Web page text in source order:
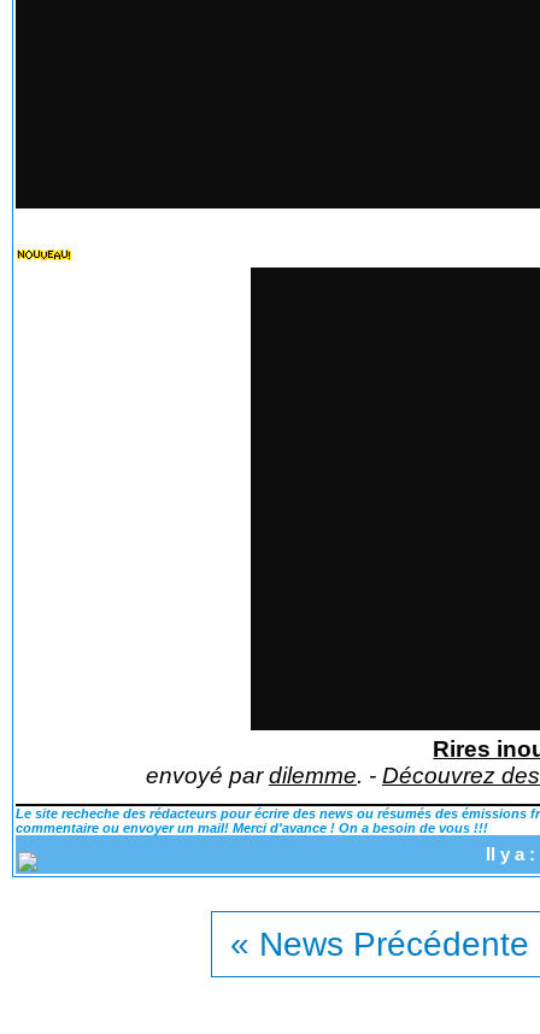
Rires
envoyé pardilemme. - Découvrez
Le site recheche des rédacteurs pour écrire des news ou résumés des
commentaire ou envoyer un mail! Merci d'avance ! On a besoin de vous !!!
Il y a
« News Précédente